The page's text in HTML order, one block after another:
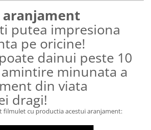
aranjament
putea impresiona
pe oricine!
dainui peste 10
minunata a
din viata
dragi!
filmulet cu productia acestui aranjament: